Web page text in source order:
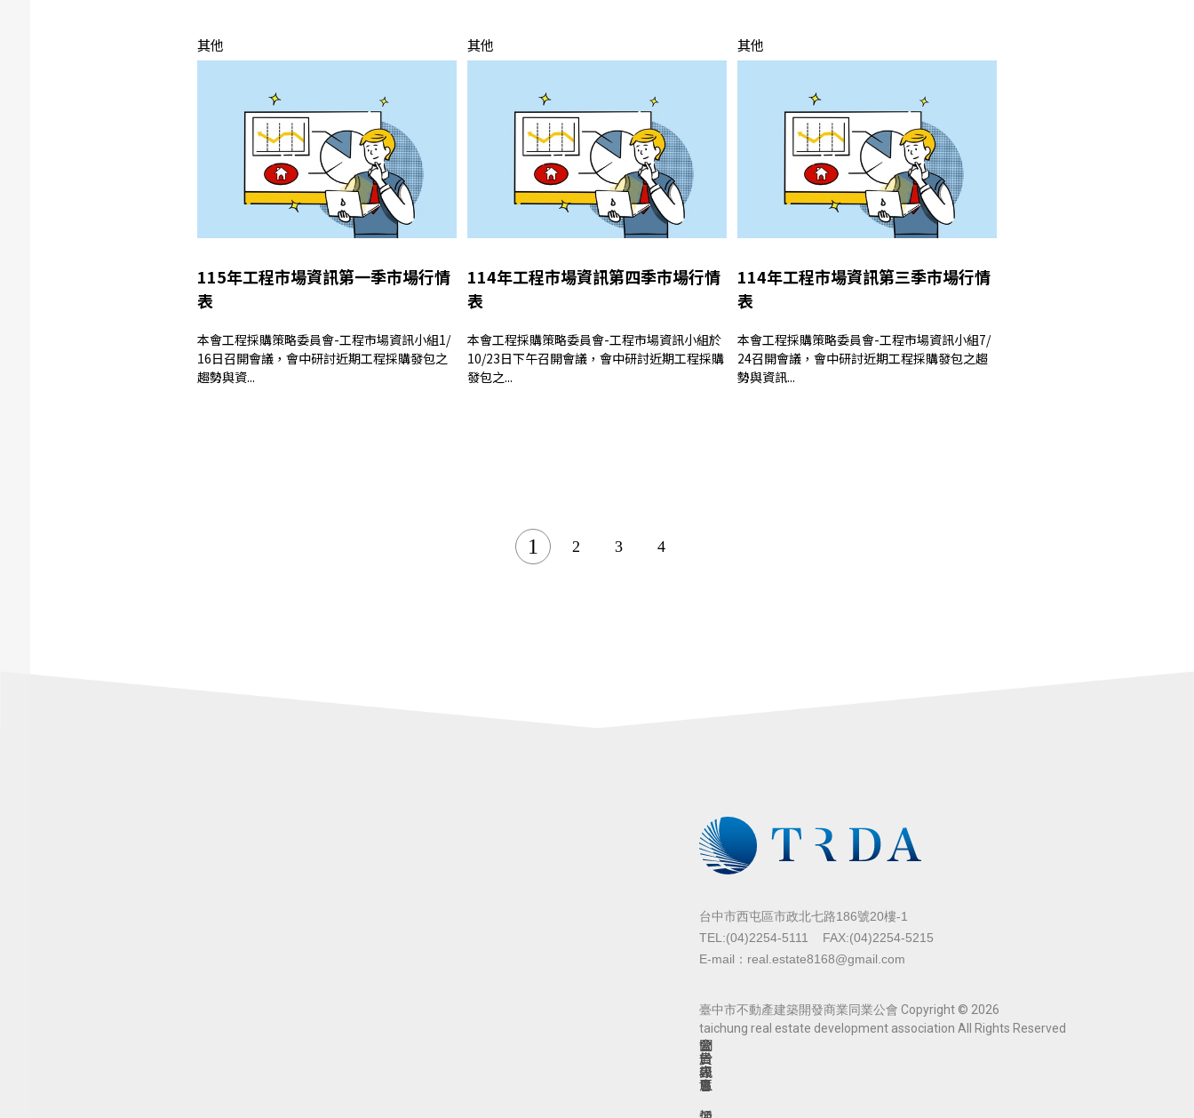
其他
115年工程市場資訊第一季市場行情
表
本會工程採購策略委員會-工程市場資訊小組1/
16日召開會議，會中研討近期工程採購發包之
趨勢與資...
其他
114年工程市場資訊第四季市場行情
表
本會工程採購策略委員會-工程市場資訊小組於
10/23日下午召開會議，會中研討近期工程採購
發包之...
其他
114年工程市場資訊第三季市場行情
表
本會工程採購策略委員會-工程市場資訊小組7/
24召開會議，會中研討近期工程採購發包之趨
勢與資訊...
1 2 3 4
台中市西屯區市政北七路186號20樓-1
TEL:(04)2254-5111
FAX:(04)2254-5215
E-mail：real.estate8168@gmail.com
臺中市不動產建築開發商業同業公會 Copyright © 2026
taichung real estate development association All Rights Reserved
關
於
公
會
公
告
訊
息
會
員
專
區